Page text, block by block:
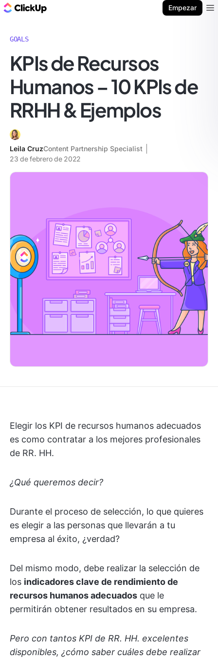
Empezar
GOALS
KPIs de Recursos
Humanos – 10 KPIs de
RRHH & Ejemplos
Leila CruzContent Partnership Specialist
23 de febrero de 2022
Elegir los KPI de recursos humanos adecuados
es como contratar a los mejores profesionales
de RR. HH.
¿Qué queremos decir?
Durante el proceso de selección, lo que quieres
es elegir a las personas que llevarán a tu
empresa al éxito, ¿verdad?
Del mismo modo, debe realizar la selección de
los indicadores clave de rendimiento de
recursos humanos adecuados que le
permitirán obtener resultados en su empresa.
Pero con tantos KPI de RR. HH. excelentes
disponibles, ¿cómo saber cuáles debe realizar